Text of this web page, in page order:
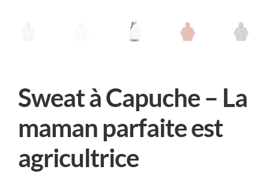
Sweat à Capuche – La
maman parfaite est
agricultrice